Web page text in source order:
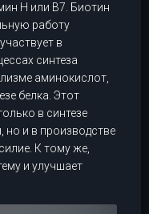
Н или В7. Биотин
работу
в
синтеза
аминокислот,
белка. Этот
в синтезе
но и в производстве
К тому же,
и улучшает